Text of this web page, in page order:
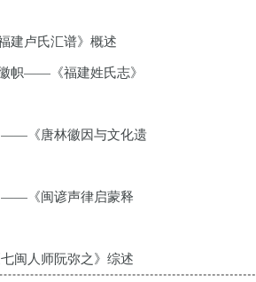
建卢氏汇谱》概述
帜——《福建姓氏志》
——《唐林徽因与文化遗
——《闽谚声律启蒙释
闽人师阮弥之》综述